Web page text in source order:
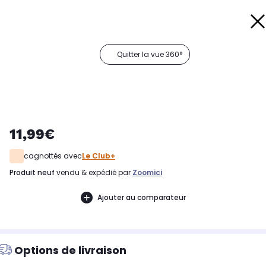
Quitter la vue 360°
11,99€
cagnottés avecLe Club+
produit neuf vendu & expédié par Zoomici
Ajouter au comparateur
Options de livraison